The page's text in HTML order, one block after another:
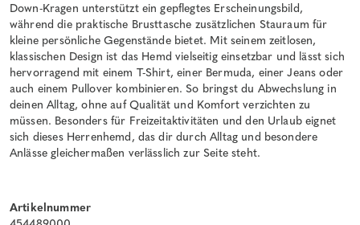
Down-Kragen unterstützt ein gepflegtes Erscheinungsbild,
während die praktische Brusttasche zusätzlichen Stauraum für
kleine persönliche Gegenstände bietet. Mit seinem zeitlosen,
klassischen Design ist das Hemd vielseitig einsetzbar und lässt sich
hervorragend mit einem T-Shirt, einer Bermuda, einer Jeans oder
auch einem Pullover kombinieren. So bringst du Abwechslung in
deinen Alltag, ohne auf Qualität und Komfort verzichten zu
müssen. Besonders für Freizeitaktivitäten und den Urlaub eignet
sich dieses Herrenhemd, das dir durch Alltag und besondere
Anlässe gleichermaßen verlässlich zur Seite steht.
Artikelnummer